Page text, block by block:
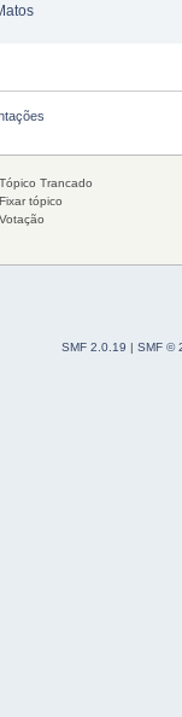
Tópico Trancado
Fixar tópico
Votação
SMF 2.0.19 | SMF ©